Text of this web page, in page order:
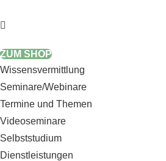
Inhalt
ZUM SHOP
Wissensvermittlung
Seminare/Webinare
Termine und Themen
Videoseminare
Selbststudium
Dienstleistungen